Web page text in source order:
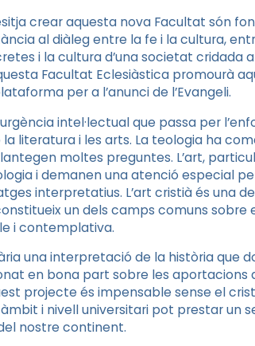
crear aquesta nova Facultat són
al diàleg entre la fe i la cultura,
i la cultura d’una societat cridada
Facultat Eclesiàstica promourà
per a l’anunci de l’Evangeli.
intel·lectual que passa per
literatura i les arts. La teologia ha
moltes preguntes. L’art,
i demanen una atenció especial
interpretatius. L’art cristià és una
un dels camps comuns sobre
i contemplativa.
una interpretació de la història que
en bona part sobre les
projecte és impensable sense el
àmbit i nivell universitari pot prestar un
nostre continent.